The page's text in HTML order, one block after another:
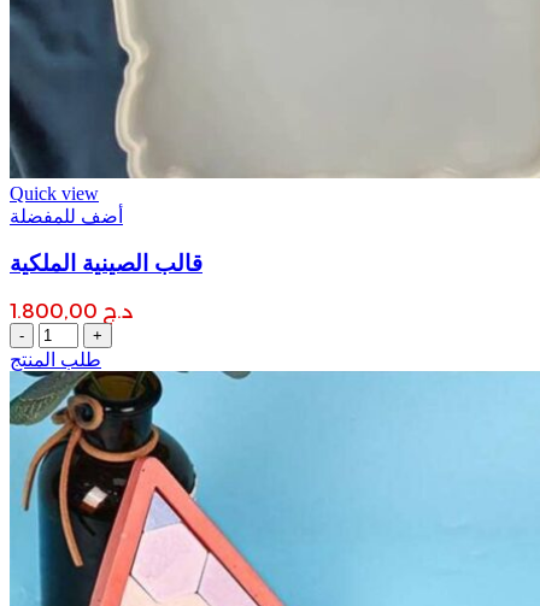
Quick view
أضف للمفضلة
قالب الصينية الملكية
د.ج
قالب
الصينية
الملكية
quantity
طلب المنتج